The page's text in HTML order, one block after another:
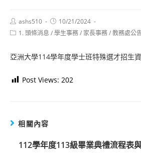
Post
author:
ashs510
Post
published:
10/21/2024
Post1. 頭條消息 /學生事務/ 家長事務/教務處公
亞洲大學114學年度學士班特殊選才招生
Post Views: 202
相關內容
112學年度113級畢業典禮流程表